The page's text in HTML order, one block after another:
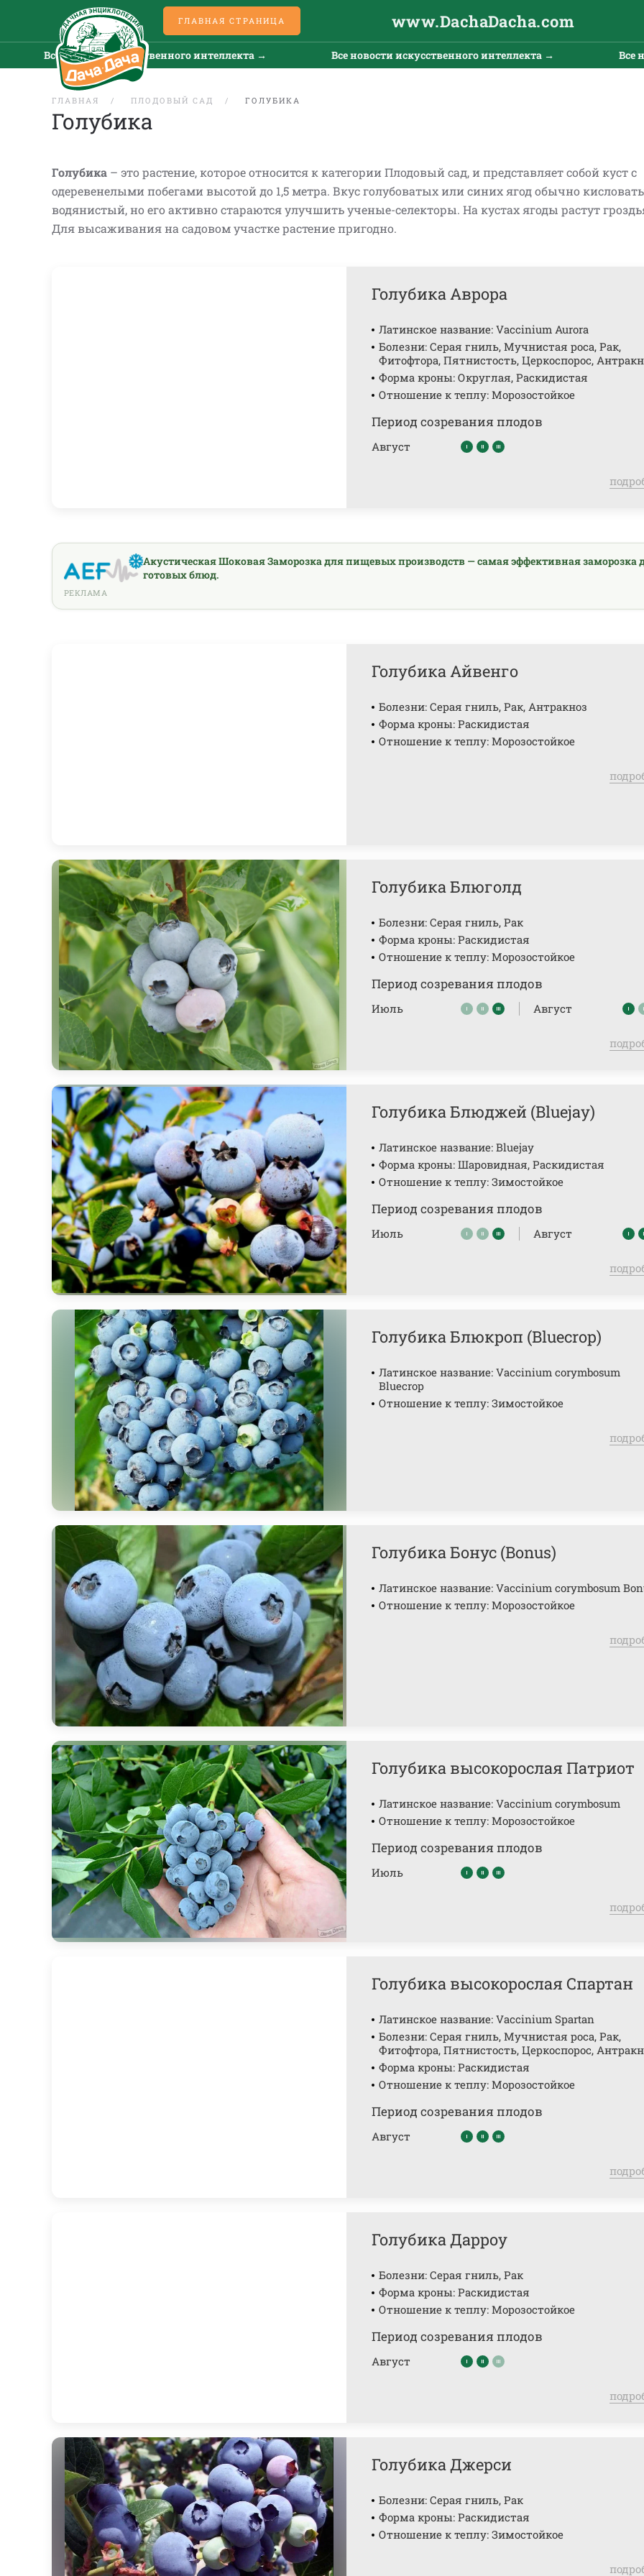
ГЛАВНАЯ СТРАНИЦА www.DachaDacha.com
новости искусственного интеллекта → Все новости искусственного интеллекта → Все новости
ГЛАВНАЯ ПЛОДОВЫЙ САД ГОЛУБИКА
Голубика
Голубика – это растение, которое относится к категории Плодовый сад, и представляет собой куст с
одеревенелыми побегами высотой до 1,5 метра. Вкус голубоватых или синих ягод обычно
водянистый, но его активно стараются улучшить ученые-селекторы. На кустах ягоды растут
Для высаживания на садовом участке растение пригодно.
Голубика Аврора
Латинское название: Vaccinium Aurora
Болезни: Серая гниль, Мучнистая роса, Рак,
Фитофтора, Пятнистость, Церкоспорос,
Форма кроны: Округлая, Раскидистая
Отношение к теплу: Морозостойкое
Период созревания плодов
Август
Акустическая Шоковая Заморозка для пищевых производств — самая эффективная заморозка
готовых блюд.
РЕКЛАМА
Голубика Айвенго
Болезни: Серая гниль, Рак, Антракноз
Форма кроны: Раскидистая
Отношение к теплу: Морозостойкое
Голубика Блюголд
Болезни: Серая гниль, Рак
Форма кроны: Раскидистая
Отношение к теплу: Морозостойкое
Период созревания плодов
Июль Август
Голубика Блюджей (Bluejay)
Латинское название: Bluejay
Форма кроны: Шаровидная, Раскидистая
Отношение к теплу: Зимостойкое
Период созревания плодов
Июль Август
Голубика Блюкроп (Bluecrop)
Латинское название: Vaccinium corymbosum
Bluecrop
Отношение к теплу: Зимостойкое
Голубика Бонус (Bonus)
Латинское название: Vaccinium corymbosum
Отношение к теплу: Морозостойкое
Голубика высокорослая Патриот
Латинское название: Vaccinium corymbosum
Отношение к теплу: Морозостойкое
Период созревания плодов
Июль
Голубика высокорослая Спартан
Латинское название: Vaccinium Spartan
Болезни: Серая гниль, Мучнистая роса, Рак,
Фитофтора, Пятнистость, Церкоспорос,
Форма кроны: Раскидистая
Отношение к теплу: Морозостойкое
Период созревания плодов
Август
Голубика Дарроу
Болезни: Серая гниль, Рак
Форма кроны: Раскидистая
Отношение к теплу: Морозостойкое
Период созревания плодов
Август
Голубика Джерси
Болезни: Серая гниль, Рак
Форма кроны: Раскидистая
Отношение к теплу: Зимостойкое